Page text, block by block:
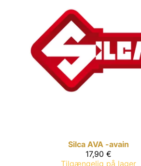
Silca AVA -avain
17,90 €
Tilgængelig på lager